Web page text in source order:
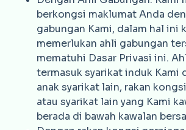
berkongsi maklumat Anda
gabungan Kami, dalam hal ini
memerlukan ahli gabungan
mematuhi Dasar Privasi ini.
termasuk syarikat induk Kami
anak syarikat lain, rakan
atau syarikat lain yang Kami
berada di bawah kawalan